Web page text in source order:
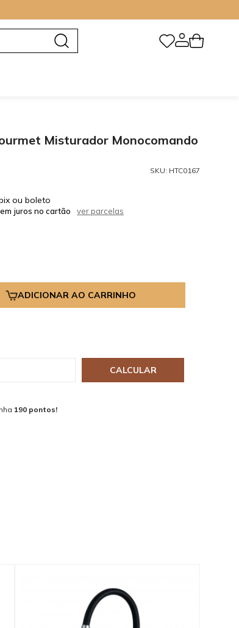
Misturador Monocomando
SKU: HTC0167
ou boleto
juros no cartão ver parcelas
ADICIONAR AO CARRINHO
CALCULAR
190 pontos!